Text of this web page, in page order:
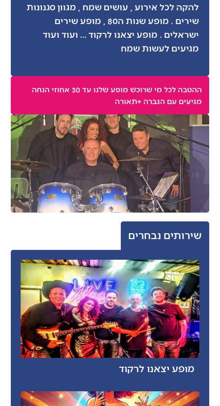
להקה לכל אירוע , עושים שמח , מגוון סגנונות
שירים . מופע שנות ה80 , מופע שירים
ישראלים . מופע יצאנו לרקוד … ועוד ועוד
מגיעים לעשות שמח
ההטבה לכל מי שרוכש מופע שלנו עד 30 אחוזי הנחה
מגיעים עם הגברה +תאורה
שירותים נבחרים
מופע יצאנו לרקוד